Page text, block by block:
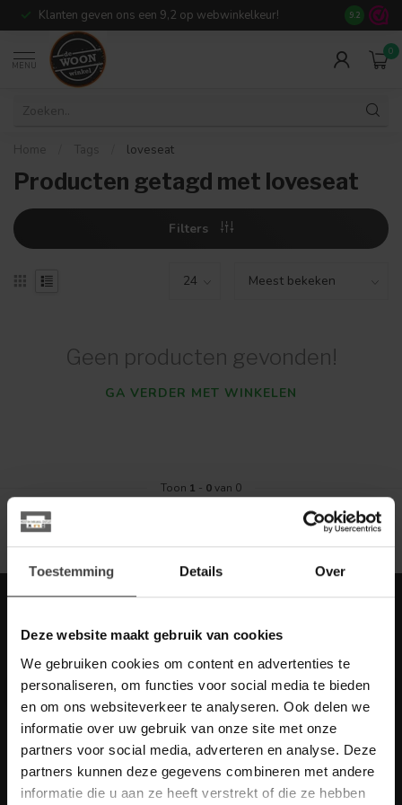
Toestemming Details Over
Deze website maakt gebruik van cookies
We gebruiken cookies om content en advertenties te
personaliseren, om functies voor social media te bieden
en om ons websiteverkeer te analyseren. Ook delen we
informatie over uw gebruik van onze site met onze
partners voor social media, adverteren en analyse. Deze
partners kunnen deze gegevens combineren met andere
informatie die u aan ze heeft verstrekt of die ze hebben
Klanten geven ons een 9,2 op webwinkelkeur! Meer dan
9.2
MENU
0
Home Tags loveseat
Producten getagd met loveseat
Filters
Geen producten gevonden!
GA VERDER MET WINKELEN
Toon 1 - 0van 0
Meer informatie
Heb je vragen over onze artikelen of jouw aankoop? Bekijk dan
de klantenservice pagina. Daar staan antwoorden op veel
scherpe acties